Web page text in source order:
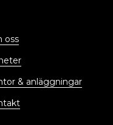
oss
& anläggningar